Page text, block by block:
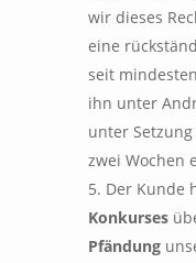
wir dieses
eine
seit
ihn unter
unter
zwei Wochen
Der Kunde
Konkurses
Pfändung